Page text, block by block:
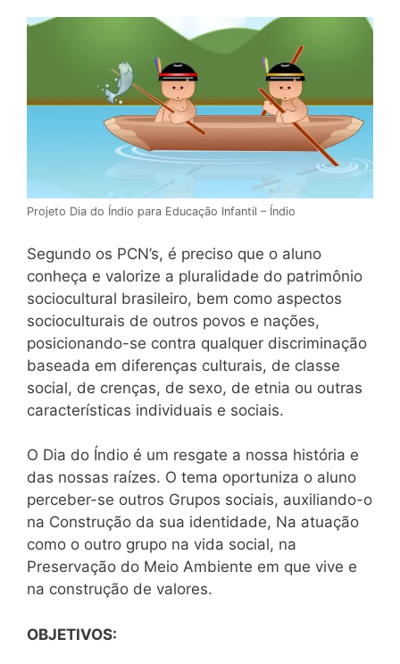
Projeto Dia do Índio para Educação Infantil – Índio
Segundo os PCN’s, é preciso que o aluno
conheça e valorize a pluralidade do patrimônio
sociocultural brasileiro, bem como aspectos
socioculturais de outros povos e nações,
posicionando-se contra qualquer discriminação
baseada em diferenças culturais, de classe
social, de crenças, de sexo, de etnia ou outras
características individuais e sociais.
O Dia do Índio é um resgate a nossa história e
das nossas raízes. O tema oportuniza o aluno
perceber-se outros Grupos sociais, auxiliando-o
na Construção da sua identidade, Na atuação
como o outro grupo na vida social, na
Preservação do Meio Ambiente em que vive e
na construção de valores.
OBJETIVOS: